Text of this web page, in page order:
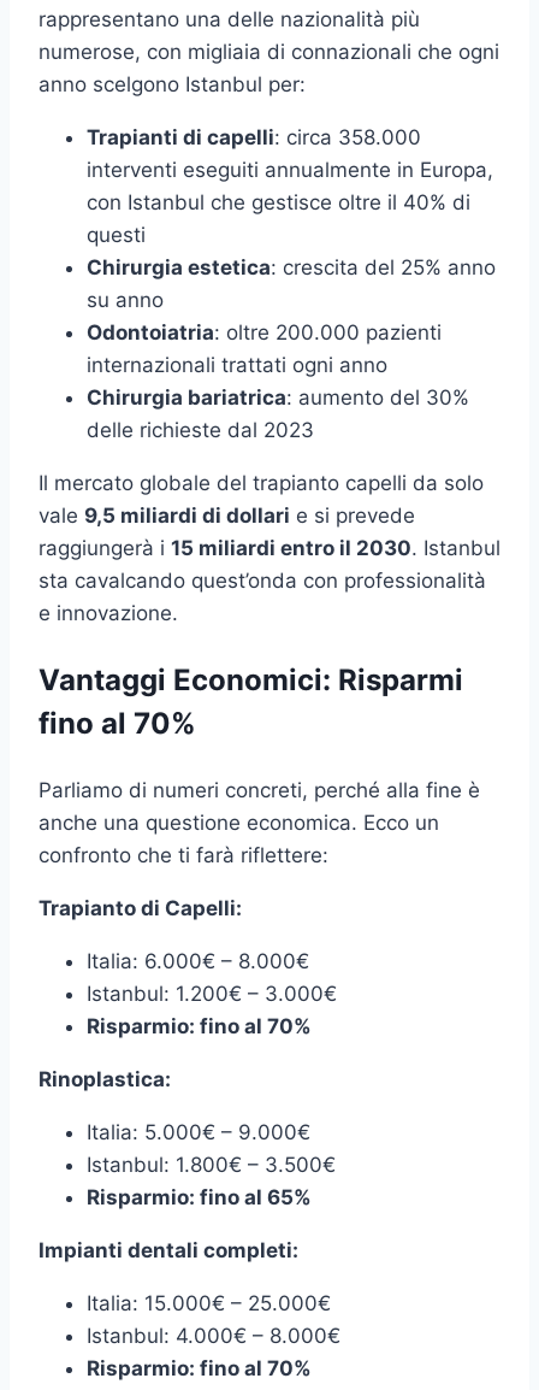
rappresentano una delle nazionalità più
numerose, con migliaia di connazionali che ogni
anno scelgono Istanbul per:
Trapianti di capelli: circa 358.000
interventi eseguiti annualmente in Europa,
con Istanbul che gestisce oltre il 40% di
questi
Chirurgia estetica: crescita del 25% anno
su anno
Odontoiatria: oltre 200.000 pazienti
internazionali trattati ogni anno
Chirurgia bariatrica: aumento del 30%
delle richieste dal 2023
Il mercato globale del trapianto capelli da solo
vale 9,5 miliardi di dollari e si prevede
raggiungerà i 15 miliardi entro il 2030. Istanbul
sta cavalcando quest’onda con professionalità
e innovazione.
Vantaggi Economici: Risparmi
fino al 70%
Parliamo di numeri concreti, perché alla fine è
anche una questione economica. Ecco un
confronto che ti farà riflettere:
Trapianto di Capelli:
Italia: 6.000€ – 8.000€
Istanbul: 1.200€ – 3.000€
Risparmio: fino al 70%
Rinoplastica:
Italia: 5.000€ – 9.000€
Istanbul: 1.800€ – 3.500€
Risparmio: fino al 65%
Impianti dentali completi:
Italia: 15.000€ – 25.000€
Istanbul: 4.000€ – 8.000€
Risparmio: fino al 70%